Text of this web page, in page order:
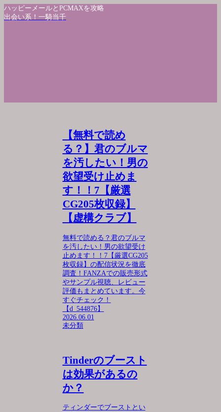
ハッピーメールとPCMAXを攻略
出会い系！一騎当千
【無料で読め
る？】君のブルマ
を汚したい！男の
欲望受け止めま
す！！7【厳選
CG205枚収録】
【虚構クラブ】
無料で読める？君のブルマ
を汚したい！男の欲望受け
止めます！！7【厳選CG205
枚収録】の配信状況を徹底
調査！FANZAでの販売形式
やサンプル視聴、レビュー
評価もまとめています。今
すぐチェック！
【d_544876】
2026.06.01
未分類
Tinderのブースト
は効果があるの
か？
ティンダーでブーストとい